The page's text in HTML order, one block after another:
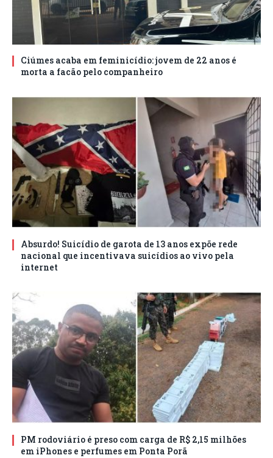
Ciúmes acaba em feminicídio: jovem de 22 anos é
morta a facão pelo companheiro
Absurdo! Suicídio de garota de 13 anos expõe rede
nacional que incentivava suicídios ao vivo pela
internet
PM rodoviário é preso com carga de R$ 2,15 milhões
em iPhones e perfumes em Ponta Porã